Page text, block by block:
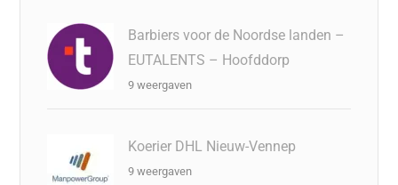
Barbiers voor de Noordse landen –
EUTALENTS – Hoofddorp
9 weergaven
Koerier DHL Nieuw-Vennep
9 weergaven